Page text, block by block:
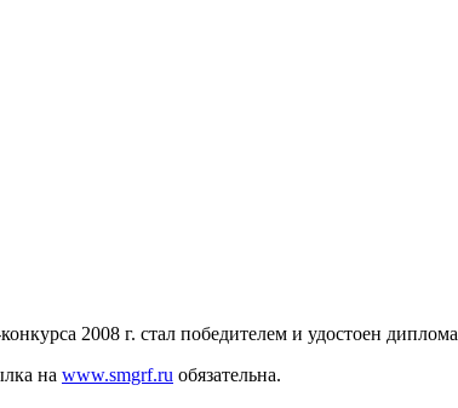
2008 г. стал победителем и удостоен диплома
на www.smgrf.ru обязательна.